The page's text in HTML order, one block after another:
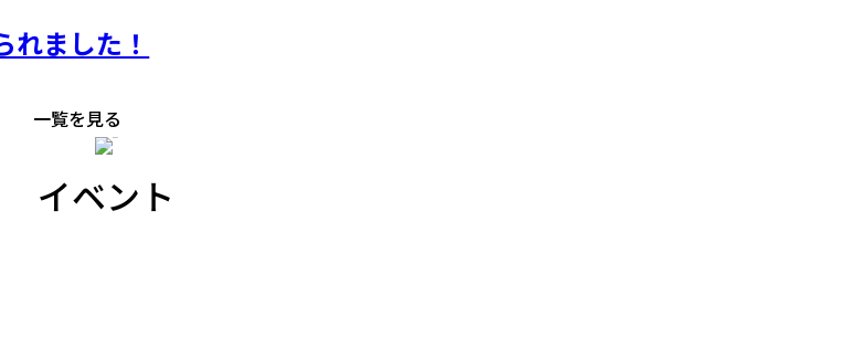
ました！
一覧を見る
イベント